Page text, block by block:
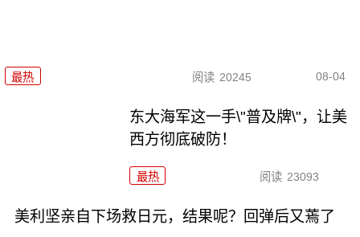
最热 阅读 20245 08-04
东大海军这一手\"普及牌\"，让美
西方彻底破防！
最热 阅读 23093
美利坚亲自下场救日元，结果呢？回弹后又蔫了